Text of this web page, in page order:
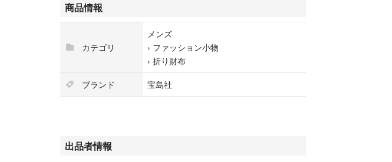
商品情報
カテゴリ
メンズ
› ファッション小物
› 折り財布
ブランド
宝島社
出品者情報